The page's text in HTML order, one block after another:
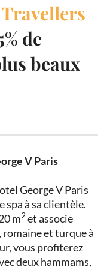
de
beaux
V Paris
George V Paris
spa à sa clientèle.
m2et associe
romaine et turque à
vous profiterez
deux hammams,